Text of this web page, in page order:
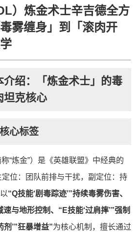
）炼金术士辛吉德全方
雾缠身」到「滚肉开
介绍：「炼金术士」的毒
坦克核心
心标签
“炼金”）是《英雄联盟》中经典的
定位：团队前排与干扰，副定位：持
“Q技能‘剧毒踪迹’”持续毒雾伤害、
速与地形控制、“E技能‘过肩摔’”强制
剂’”狂暴增益”为核心机制，擅长通过